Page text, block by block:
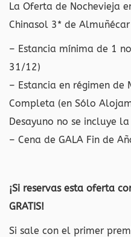
La Oferta de Nochevieja
Chinasol 3* de
– Estancia mínima de 1
31/12)
– Estancia en régimen de
Completa (en Sólo
Desayuno no se incluye
– Cena de GALA Fin de
¡Si reservas esta oferta
GRATIS!
Si sale con el primer